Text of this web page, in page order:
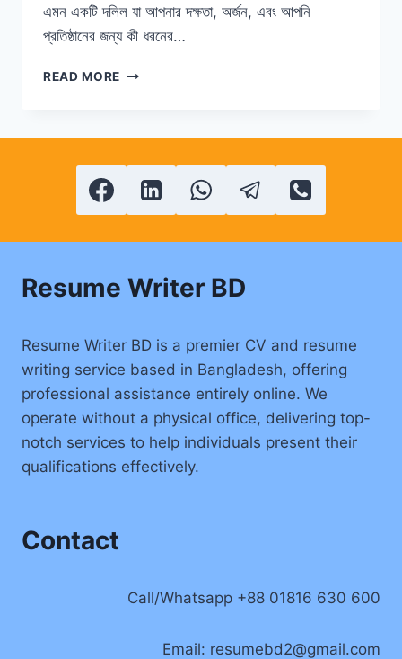
এমন একটি দলিল যা আপনার দক্ষতা, অর্জন, এবং আপনি
প্রতিষ্ঠানের জন্য কী ধরনের…
READ MORE পেশাদার
আপনার
পেশাদার
জীবনের
স্তম্ভ
Resume Writer BD
Resume Writer BD is a premier CV and resume
writing service based in Bangladesh, offering
professional assistance entirely online. We
operate without a physical office, delivering top-
notch services to help individuals present their
qualifications effectively.
Contact
Call/Whatsapp +88 01816 630 600
Email: resumebd2@gmail.com